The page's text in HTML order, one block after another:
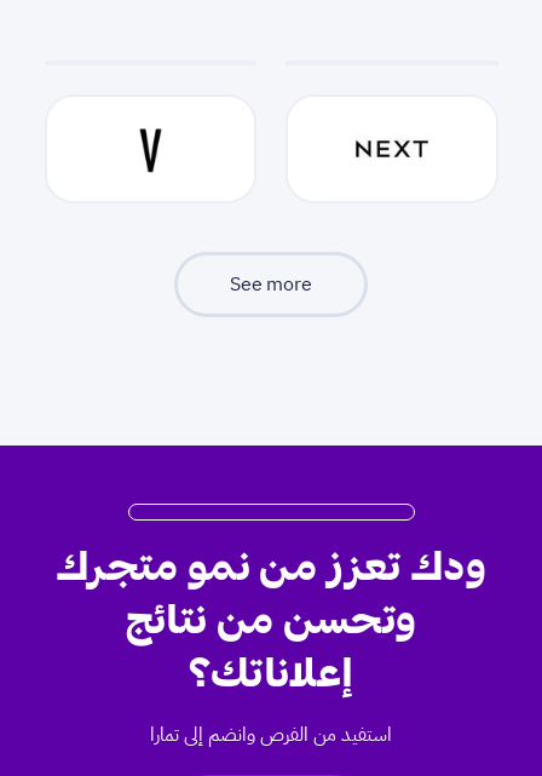
See more
ودك تعزز من نمو متجرك
وتحسن من نتائج
إعلاناتك؟
استفيد من الفرص وانضم إلى تمارا